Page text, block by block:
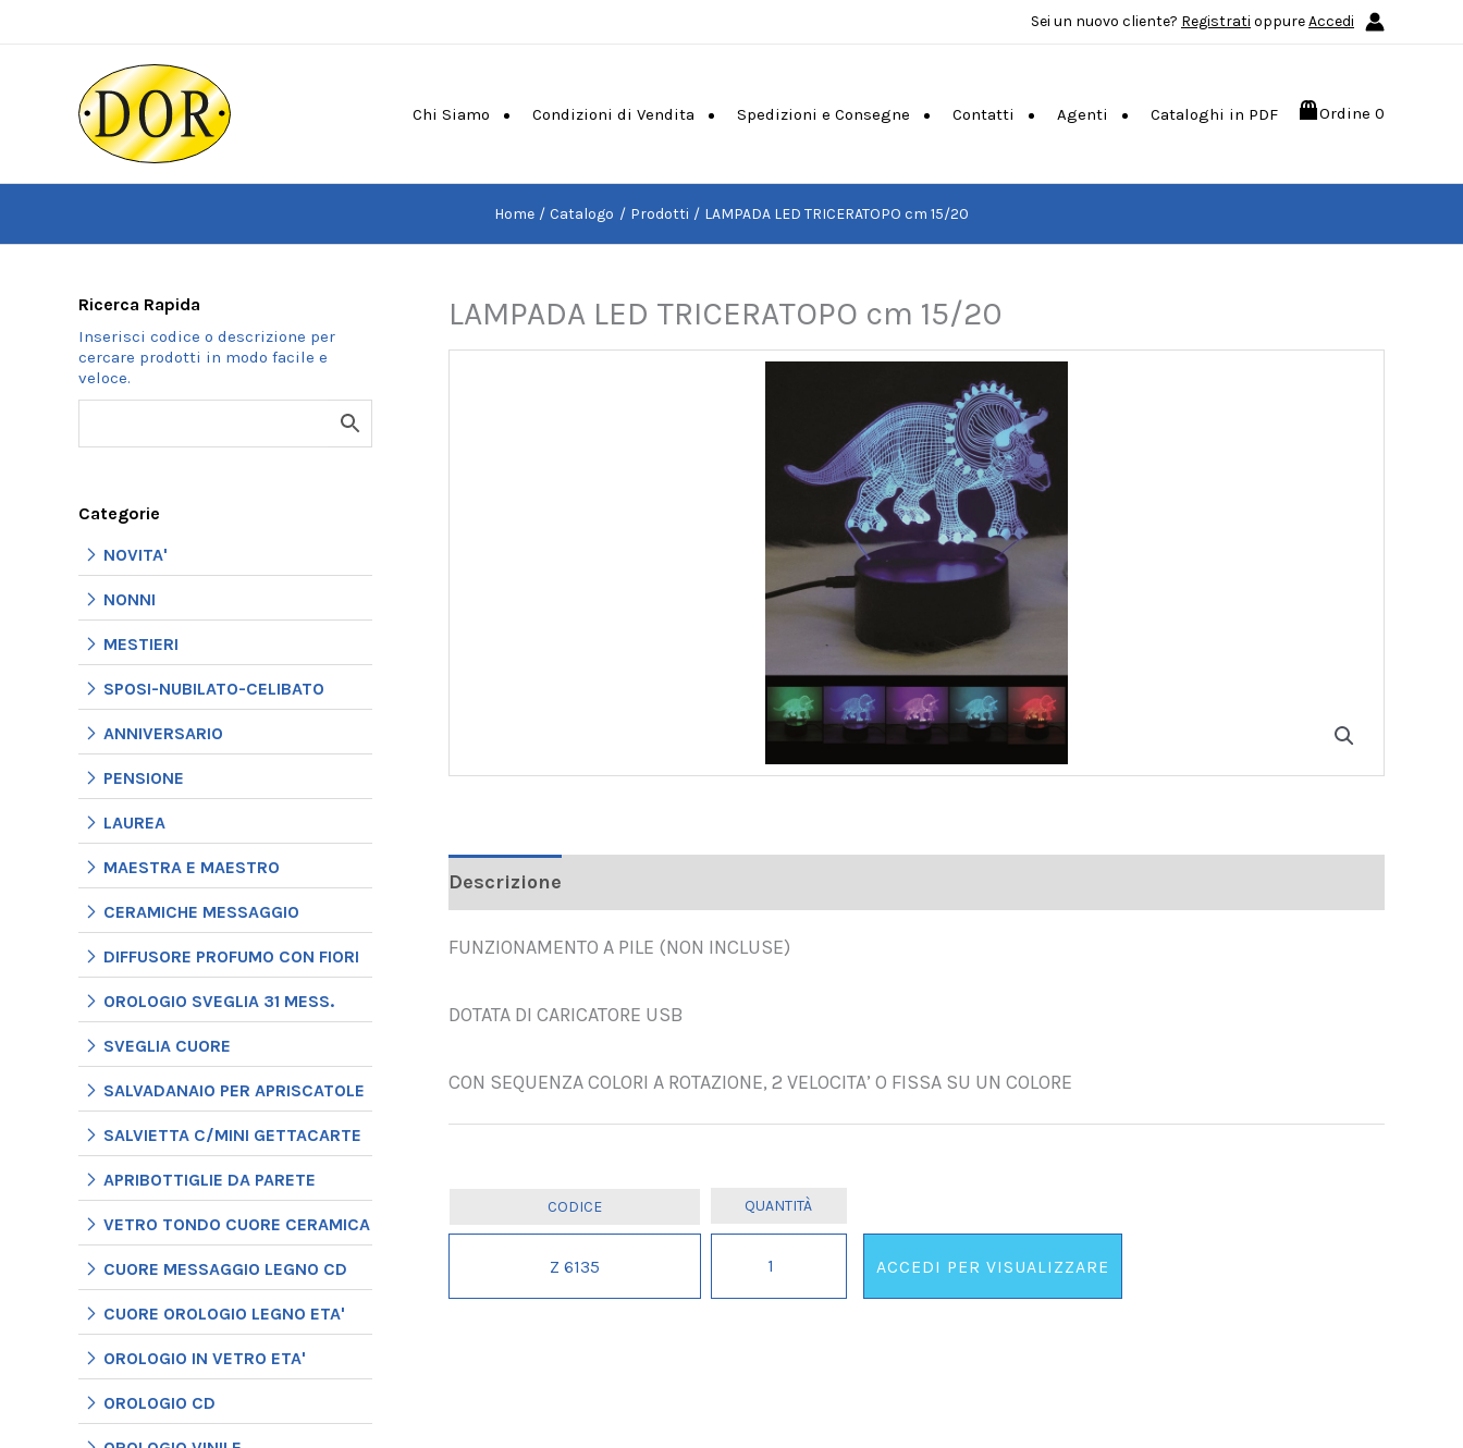
contenuto
Sei un nuovo cliente? Registrati oppureAccedi
Chi Siamo Condizioni di Vendita Spedizioni e Consegne Contatti Agenti Cataloghi in PDF Ordine 0
Home Catalogo Prodotti LAMPADA LED TRICERATOPO cm 15/20
Ricerca Rapida
Categorie
NOVITA'
NONNI
MESTIERI
SPOSI-NUBILATO-CELIBATO
ANNIVERSARIO
PENSIONE
LAUREA
MAESTRA E MAESTRO
CERAMICHE MESSAGGIO
DIFFUSORE PROFUMO CON FIORI
OROLOGIO SVEGLIA 31 MESS.
SVEGLIA CUORE
SALVADANAIO PER APRISCATOLE
SALVIETTA C/MINI GETTACARTE
APRIBOTTIGLIE DA PARETE
VETRO TONDO CUORE CERAMICA
CUORE MESSAGGIO LEGNO CD
CUORE OROLOGIO LEGNO ETA'
OROLOGIO IN VETRO ETA'
OROLOGIO CD
LAMPADA LED TRICERATOPO cm 15/20
Descrizione
FUNZIONAMENTO A PILE (NON INCLUSE)
DOTATA DI CARICATORE USB
CON SEQUENZA COLORI A ROTAZIONE, 2 VELOCITA’ O FISSA SU UN COLORE
Z 6135 ACCEDI PER VISUALIZZARE